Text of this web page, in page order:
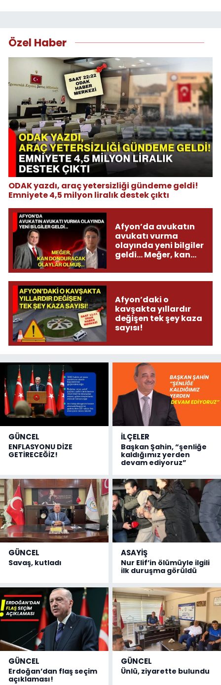
Özel Haber
ODAK yazdı, araç yetersizliği gündeme geldi!
Emniyete 4,5 milyon liralık destek çıktı
Afyon’da avukatın
avukatı vurma
olayında yeni bilgiler
geldi... Meğer, kan
olmuş...
Afyon’daki o
kavşakta yıllardır
değişen tek şey kaza
sayısı!
GÜNCEL
ENFLASYONU DİZE
GETİRECEĞİZ!
İLÇELER
Başkan Şahin, “şenliğe
kaldığımız yerden
devam ediyoruz”
GÜNCEL
Savaş, kutladı
ASAYİŞ
Nur Elif’in ölümüyle ilgili
ilk duruşma görüldü
GÜNCEL
Erdoğan’dan flaş seçim
açıklaması!
GÜNCEL
Ünlü, ziyarette bulundu